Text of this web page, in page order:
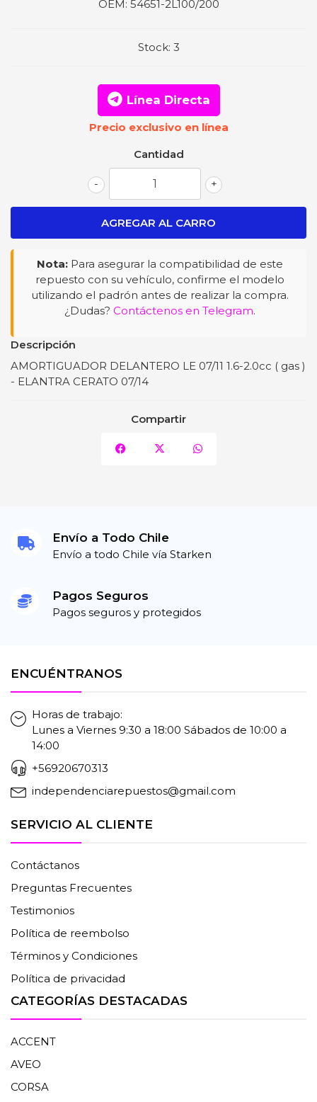
OEM: 54651-2L100/200
Stock: 3
Línea Directa
Precio exclusivo en línea
Cantidad
+
-
Nota: Para asegurar la compatibilidad de este
repuesto con su vehículo, confirme el modelo
utilizando el padrón antes de realizar la compra.
¿Dudas? Contáctenos en Telegram.
Descripción
AMORTIGUADOR DELANTERO LE 07/11 1.6-2.0cc ( gas )
- ELANTRA CERATO 07/14
Compartir
Envío a Todo Chile
Envío a todo Chile vía Starken
Pagos Seguros
Pagos seguros y protegidos
ENCUÉNTRANOS
Horas de trabajo:
Lunes a Viernes 9:30 a 18:00 Sábados de 10:00 a
14:00
+56920670313
independenciarepuestos@gmail.com
SERVICIO AL CLIENTE
Contáctanos
Preguntas Frecuentes
Testimonios
Política de reembolso
Términos y Condiciones
Política de privacidad
CATEGORÍAS DESTACADAS
ACCENT
AVEO
CORSA